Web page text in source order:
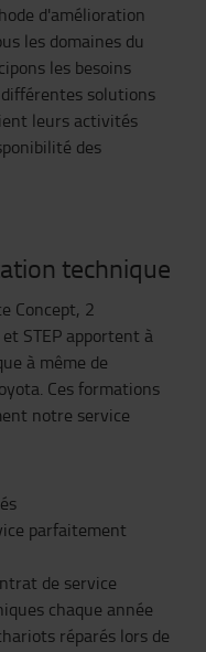
d'amélioration
les domaines du
les besoins
solutions
leurs activités
des
technique
Concept, 2
STEP apportent à
à même de
Ces formations
notre service
parfaitement
de service
chaque année
réparés lors de